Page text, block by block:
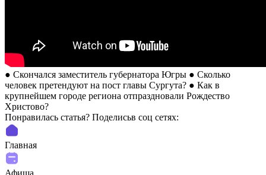
● Скончался заместитель губернатора Югры ● Сколько
человек претендуют на пост главы Сургута? ● Как в
крупнейшем городе региона отпраздновали Рождество
Христово?
Понравилась статья? Поделиcьв соц сетях:
Главная
Афиша